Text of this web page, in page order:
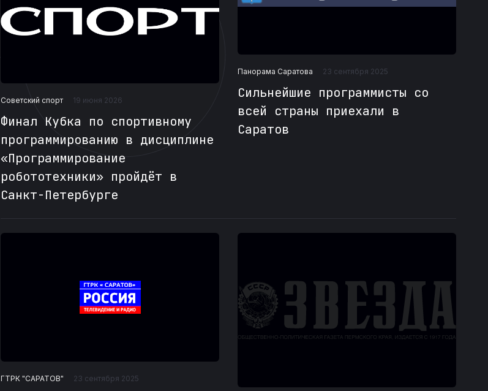
Советский спорт 19 июня 2026
Финал Кубка по спортивному
программированию в дисциплине
«Программирование
робототехники» пройдёт в
Санкт-Петербурге
Панорама Саратова 23 сентября 2025
Сильнейшие программисты со
всей страны приехали в
Саратов
ГТРК "САРАТОВ" 23 сентября 2025